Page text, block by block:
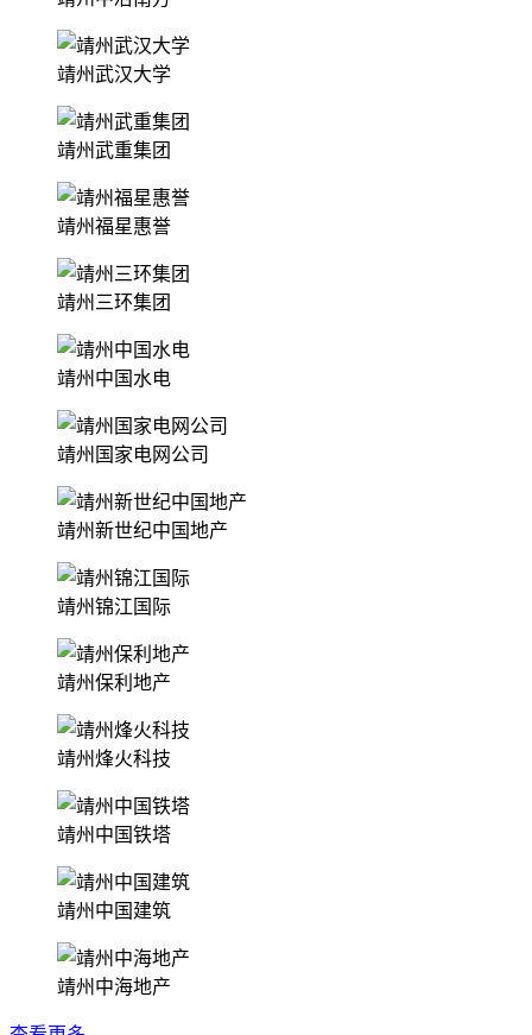
靖州武汉大学
靖州武重集团
靖州福星惠誉
靖州三环集团
靖州中国水电
靖州国家电网公司
靖州新世纪中国地产
靖州锦江国际
靖州保利地产
靖州烽火科技
靖州中国铁塔
靖州中国建筑
靖州中海地产